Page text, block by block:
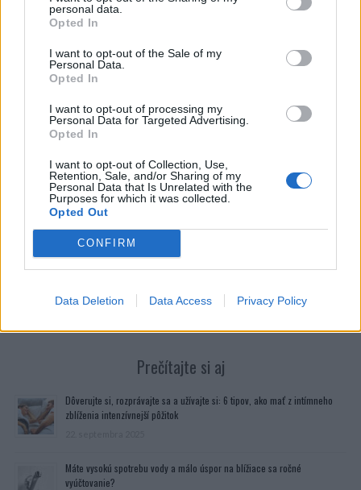
personal data.
Opted In
I want to opt-out of the Sale of my
Personal Data.
Opted In
I want to opt-out of processing my
Personal Data for Targeted Advertising.
Opted In
I want to opt-out of Collection, Use,
Retention, Sale, and/or Sharing of my
Personal Data that Is Unrelated with the
Purposes for which it was collected.
Opted Out
CONFIRM
Data Deletion Data Access Privacy Policy
Prečítajte si aj
Dôverujte si, rozprávajte sa a užívajte si: 6 tipov, ako mať z intímneho
zblíženia intenzívnejší pôžitok
Máte vysokú spotrebu vody a málo úspor na blížiace sa ročné
vyúčtovanie?